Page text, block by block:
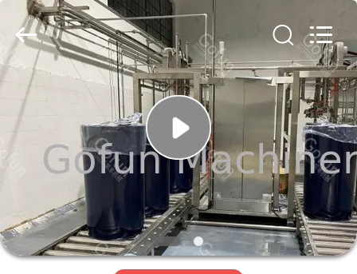
家
プ
ク
Shanghai
Gofun
Machinery
Co.,